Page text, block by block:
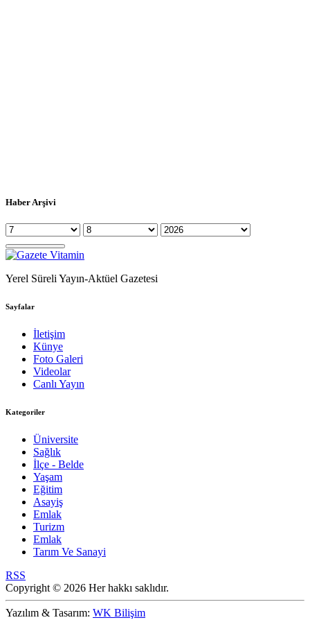
Haber Arşivi
Yerel Süreli Yayın-Aktüel Gazetesi
Sayfalar
İletişim
Künye
Foto Galeri
Videolar
Canlı Yayın
Kategoriler
Üniversite
Sağlık
İlçe - Belde
Yaşam
Eğitim
Asayiş
Emlak
Turizm
Emlak
Tarım Ve Sanayi
RSS
Copyright © 2026 Her hakkı saklıdır.
Yazılım & Tasarım: WK Bilişim